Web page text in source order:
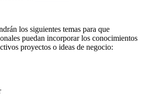
los siguientes temas para que
puedan incorporar los conocimientos
proyectos o ideas de negocio: